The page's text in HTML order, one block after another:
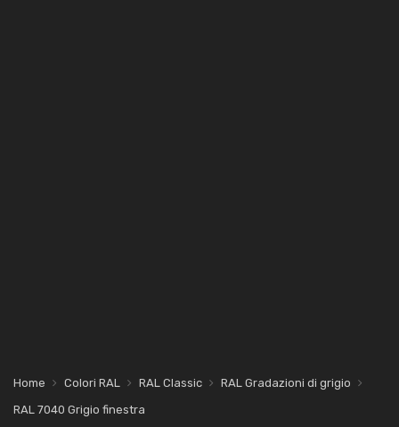
Home Colori RAL RAL Classic
RAL Gradazioni di grigio
RAL 7040 Grigio finestra